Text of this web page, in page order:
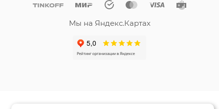
Мы на Яндекс.Картах